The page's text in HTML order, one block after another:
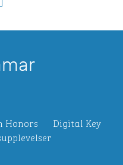
Honors
Digital Key